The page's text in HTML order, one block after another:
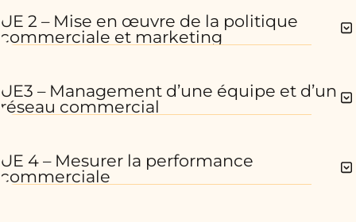
UE 2 – Mise en œuvre de la politique
commerciale et marketing
UE3 – Management d’une équipe et d’un
réseau commercial
UE 4 – Mesurer la performance
commerciale